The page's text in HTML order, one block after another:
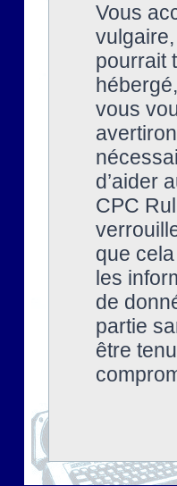
Vous
pourrait
vous
d’aider
CPC
que
les
de
partie
être